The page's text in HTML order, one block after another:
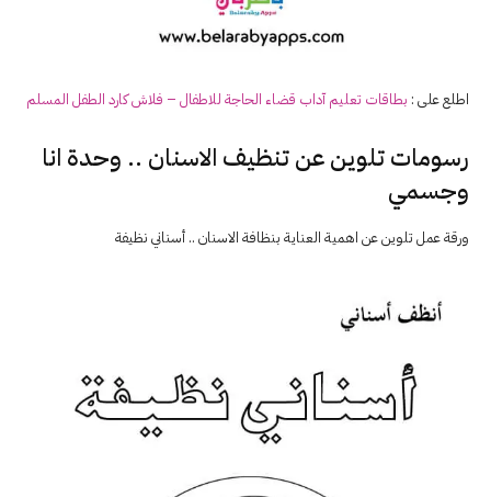
اطلع على : بطاقات تعليم آداب قضاء الحاجة للاطفال – فلاش كارد الطفل المسلم
رسومات تلوين عن تنظيف الاسنان .. وحدة انا
وجسمي
ورقة عمل تلوين عن اهمية العناية بنظافة الاسنان .. أسناني نظيفة